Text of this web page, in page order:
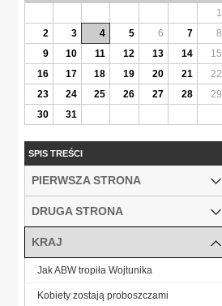
1
2
3 4 5 6 7
8
9
10 11 12 13 14
15
16
17 18 19 20 21
22
23
24 25 26 27 28
29
30
31
SPIS TREŚCI
PIERWSZA STRONA
DRUGA STRONA
KRAJ
Jak ABW tropiła Wojtunika
Kobiety zostają proboszczami